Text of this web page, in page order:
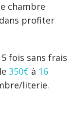
chambre
profiter
fois sans frais
350€ à 16
literie.